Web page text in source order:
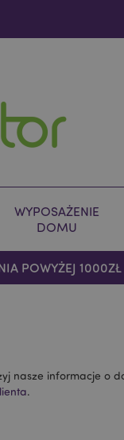
WYPOSAŻENIE
DOMU
POWYŻEJ 1000ZŁ
nasze informacje o
.